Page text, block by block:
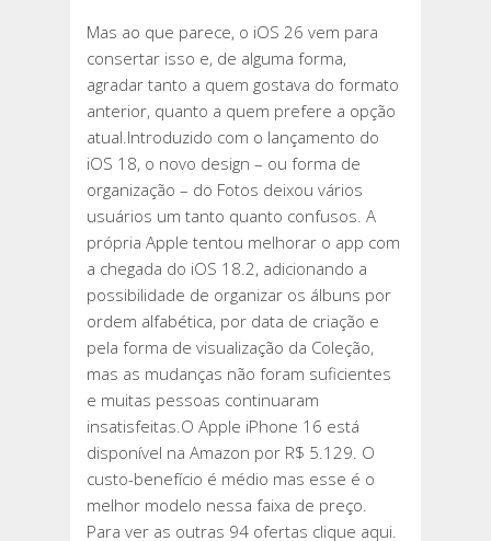
MAIORIA
Mas ao que parece, o iOS 26 vem para
consertar isso e, de alguma forma,
agradar tanto a quem gostava do formato
anterior, quanto a quem prefere a opção
atual.Introduzido com o lançamento do
iOS 18, o novo design – ou forma de
organização – do Fotos deixou vários
usuários um tanto quanto confusos. A
própria Apple tentou melhorar o app com
a chegada do iOS 18.2, adicionando a
possibilidade de organizar os álbuns por
ordem alfabética, por data de criação e
pela forma de visualização da Coleção,
mas as mudanças não foram suficientes
e muitas pessoas continuaram
insatisfeitas.O Apple iPhone 16 está
disponível na Amazon por R$ 5.129. O
custo-benefício é médio mas esse é o
melhor modelo nessa faixa de preço.
Para ver as outras 94 ofertas clique aqui.